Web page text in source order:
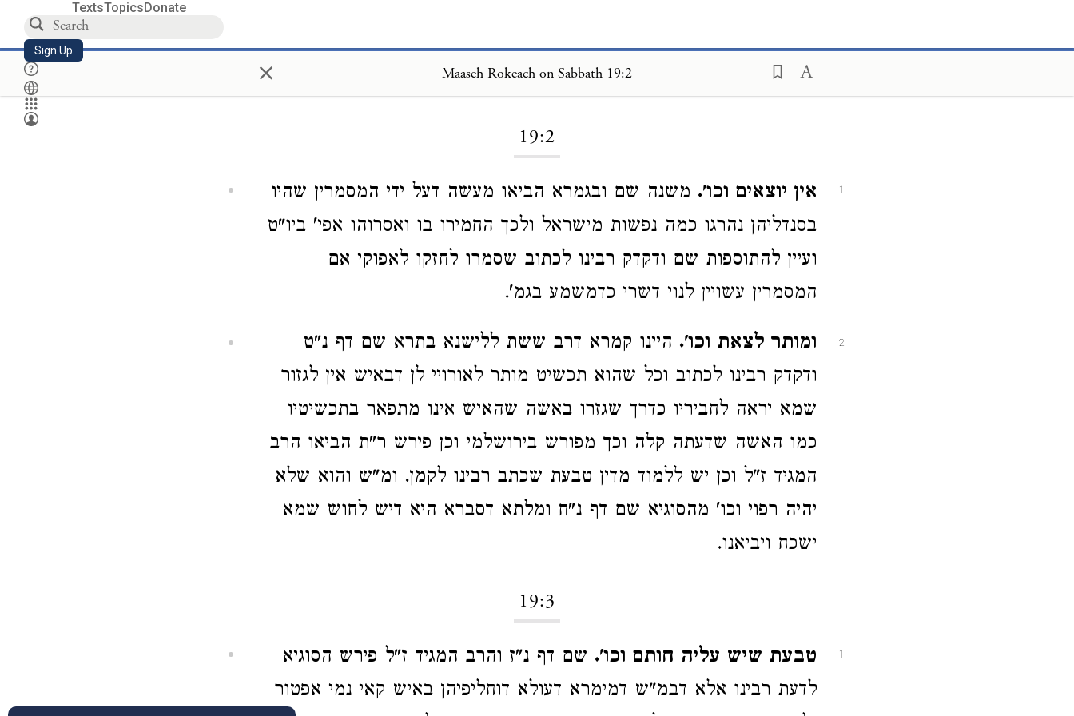
TextsTopicsDonate
Sign Up × Maaseh Rokeach on Sabbath 19:2
19:2
1 אין יוצאים וכו'. משנה שם ובגמרא הביאו מעשה דעל ידי המסמרין שהיו
בסנדליהן נהרגו כמה נפשות מישראל ולכך החמירו בו ואסרוהו אפי' ביו"ט
ועיין להתוספות שם ודקדק רבינו לכתוב שסמרו לחזקו לאפוקי אם
המסמרין עשויין לנוי דשרי כדמשמע בגמ'.
2 ומותר לצאת וכו'. היינו קמרא דרב ששת ללישנא בתרא שם דף נ"ט
ודקדק רבינו לכתוב וכל שהוא תכשיט מותר לאורויי לן דבאיש אין לגזור
שמא יראה לחביריו כדרך שגזרו באשה שהאיש אינו מתפאר בתכשיטיו
כמו האשה שדעתה קלה וכך מפורש בירושלמי וכן פירש ר"ת הביאו הרב
המגיד ז"ל וכן יש ללמוד מדין טבעת שכתב רבינו לקמן. ומ"ש והוא שלא
יהיה רפוי וכו' מהסוגיא שם דף נ"ח ומלתא דסברא היא דיש לחוש שמא
ישכח ויביאנו.
19:3
1 טבעת שיש עליה חותם וכו'. שם דף נ"ז והרב המגיד ז"ל פירש הסוגיא
לדעת רבינו אלא דבמ"ש דמימרא דעולא דוחליפיהן באיש קאי נמי אפטור